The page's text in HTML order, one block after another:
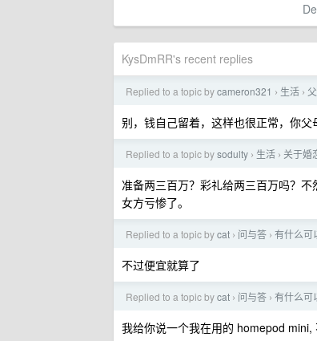
KysDmRR's recent replies
Replied to a topic bycameron321 › 生活 ›
别，钱自己留着，这样也很正常，你父
Replied to a topic bysodulty › 生活 › 关于婚
准备两三百万？彩礼给两三百万吗？不
女方亏惨了。
Replied to a topic bycat › 问与答 › 有什么可
不过便宜就算了
Replied to a topic bycat › 问与答 › 有什么可
我给你说一个我在用的 homepod mini,